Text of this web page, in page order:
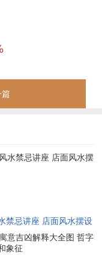
龛安置
禁忌讲座 店面风水摆设